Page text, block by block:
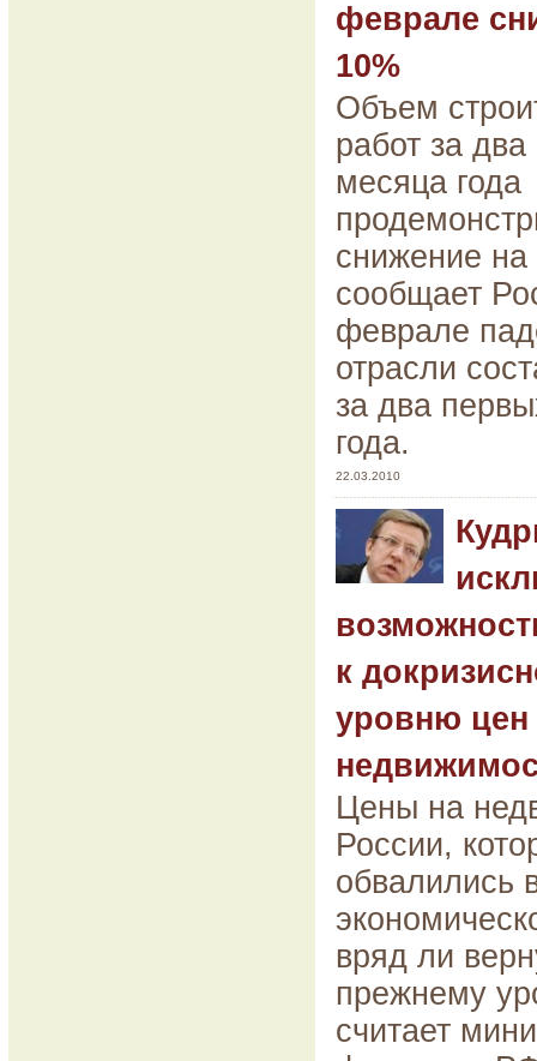
феврале
10%
Объем
работ за
месяца года
снижение на
сообщает
феврале
отрасли
за два
года.
22.03.2010
к
уровню цен
Цены на
России,
обвалились
вряд ли
прежнему
считает